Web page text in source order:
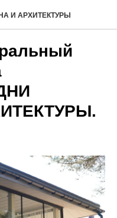
И АРХИТЕКТУРЫ